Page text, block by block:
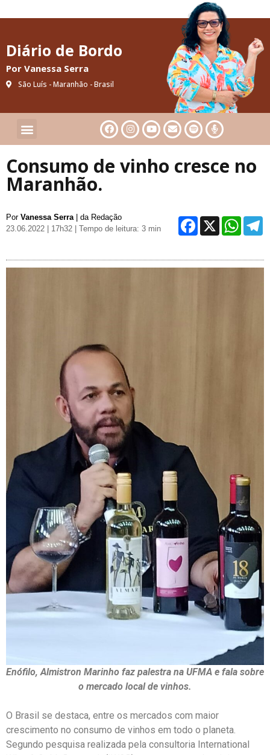
Diário de Bordo
Por Vanessa Serra
São Luís - Maranhão - Brasil
Consumo de vinho cresce no
Maranhão.
Por Vanessa Serra| da Redação
23.06.2022 | 17h32
| Tempo de leitura: 3 min X
Enófilo, Almistron Marinho faz palestra na UFMA e fala sobre
o mercado local de vinhos.
O Brasil se destaca, entre os mercados com maior
crescimento no consumo de vinhos em todo o planeta.
Segundo pesquisa realizada pela consultoria International